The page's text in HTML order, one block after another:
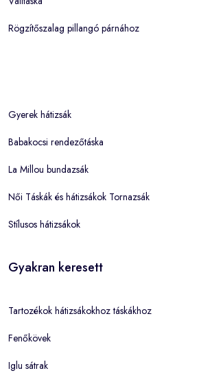
Rögzítőszalag pillangó párnához
Gyerek hátizsák
Babakocsi rendezőtáska
La Millou bundazsák
Női Táskák és hátizsákok Tornazsák
Stílusos hátizsákok
Gyakran keresett
Tartozékok hátizsákokhoz táskákhoz
Fenőkövek
Iglu sátrak